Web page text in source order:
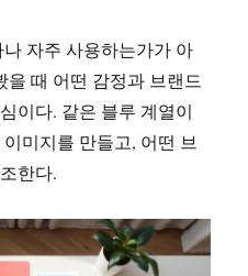
자주 사용하는가가 아
때 어떤 감정과 브랜드
이다. 같은 블루 계열이
미지를 만들고, 어떤 브
한다.